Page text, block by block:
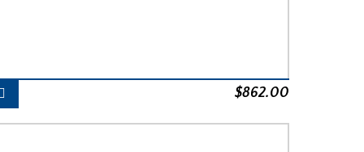
$862.00